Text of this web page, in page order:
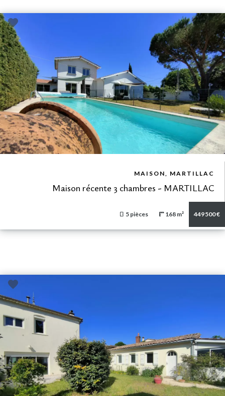
MAISON, MARTILLAC
Maison récente 3 chambres - MARTILLAC
5 pièces 168 m² 449 500 €